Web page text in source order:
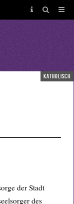
katholisch
der Stadt
des